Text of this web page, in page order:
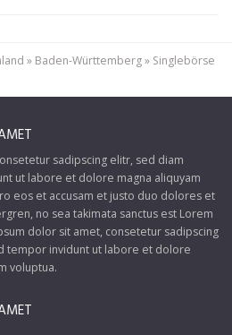
» Baden-Württemberg» Singlebörse
sadipscing elitr, sed diam
ut labore et dolore magna aliquyam
eos et accusam et justo duo dolores et
no sea takimata sanctus est Lorem
dolor sit amet, consetetur sadipscing
tempor invidunt ut labore et dolore
voluptua.